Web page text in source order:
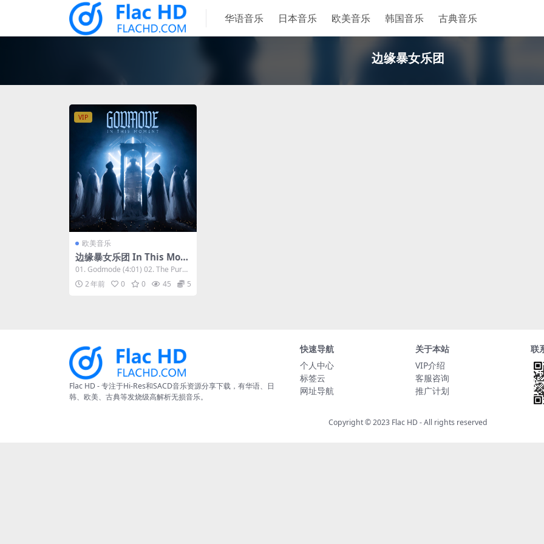
华语音乐 日本音乐 欧美音乐 韩国音乐 古典音乐
边缘暴女乐团
VIP
欧美音乐
边缘暴女乐团 In This Mom
ent - Godmode 2023 [24b
it/48kHz] [Hi-Res Flac 51
3MB]
01. Godmode (4:01) 02. The Purge
(3:59) ...
2 年前 0 0 45 5
Flac HD - 专注于Hi-Res和SACD音乐资源分享下载，有华语、日
韩、欧美、古典等发烧级高解析无损音乐。
快速导航
个人中心
标签云
网址导航
关于本站
VIP介绍
客服咨询
推广计划
联
Copyright © 2023 Flac HD- All rights reserved